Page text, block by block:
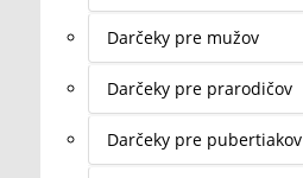
Darčeky pre mužov
Darčeky pre prarodičov
Darčeky pre pubertiakov